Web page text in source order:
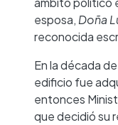
esposa,Doña
reconocida
En la década
edificio fue
entonces
que decidió su